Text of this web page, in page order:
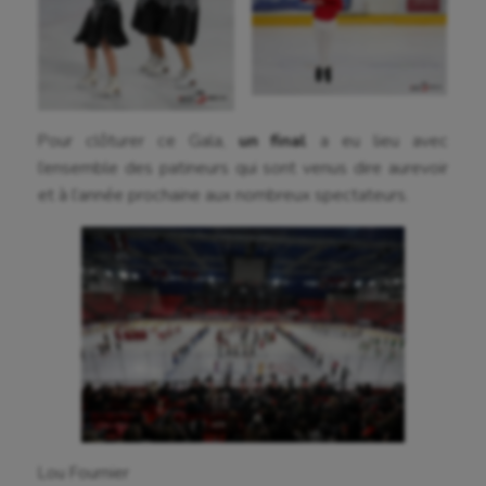
Korfbal
Longue paume
Natation
Outdoor
Paddle
Parkour
Patinage artistique
Pétanque
Pour clôturer ce Gala, un final
a eu lieu avec
l’ensemble des patineurs qui sont venus dire aurevoir
et à l’année prochaine aux nombreux spectateurs.
Lou Fournier